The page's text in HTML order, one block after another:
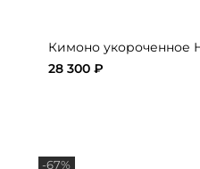
Кимоно укороченное
28 300 ₽
-67%